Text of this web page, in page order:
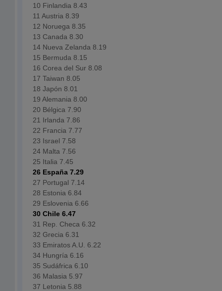
10 Finlandia 8.43
11 Austria 8.39
12 Noruega 8.35
13 Canada 8.30
14 Nueva Zelanda 8.19
15 Bermuda 8.15
16 Corea del Sur 8.08
17 Taiwan 8.05
18 Japón 8.01
19 Alemania 8.00
20 Bélgica 7.90
21 Irlanda 7.86
22 Francia 7.77
23 Israel 7.58
24 Malta 7.56
25 Italia 7.45
26 España 7.29
27 Portugal 7.14
28 Estonia 6.84
29 Eslovenia 6.66
30 Chile 6.47
31 Rep. Checa 6.32
32 Grecia 6.31
33 Emiratos A.U. 6.22
34 Hungría 6.16
35 Sudáfrica 6.10
36 Malasia 5.97
37 Letonia 5.88